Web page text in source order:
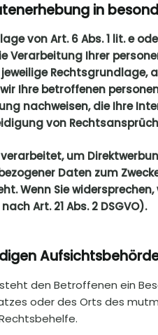
in
von Art. 6 Abs. 1 lit. e
Verarbeitung Ihrer
Ihre betroffenen
nachweisen, die Ihre
von
um
Daten zum
Wenn Sie
Art. 21 Abs. 2 DSGVO).
den Betroffenen ein
oder des Orts des